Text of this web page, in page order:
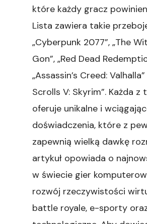
które każdy gracz
Lista zawiera takie
„Cyberpunk 2077”, „The
Gon”, „Red Dead
„Assassin’s Creed:
Scrolls V: Skyrim”. Każda z
oferuje unikalne i
doświadczenia, które z
zapewnią wielką dawkę
artykuł opowiada o
w świecie gier
rozwój rzeczywistości
battle royale, e-sporty